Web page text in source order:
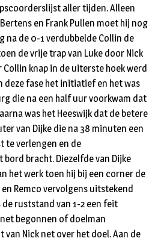
aller tijden. Alleen
en Frank Pullen moet hij nog
na de 0-1 verdubbelde Collin de
de vrije trap van Luke door Nick
knap in de uiterste hoek werd
deze fase het initiatief en het was
die na een half uur voorkwam dat
was het Heeswijk dat de betere
van Dijke die na 38 minuten een
te verlengen en de
bracht. Diezelfde van Dijke
het werk toen hij bij een corner de
Remco vervolgens uitstekend
de ruststand van 1-2 een feit
begonnen of doelman
Nick net over het doel. Aan de